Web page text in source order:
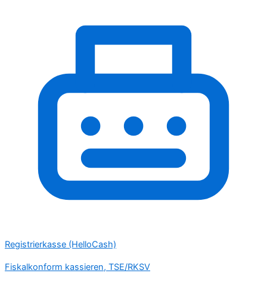
Registrierkasse (HelloCash)
Fiskalkonform kassieren, TSE/RKSV